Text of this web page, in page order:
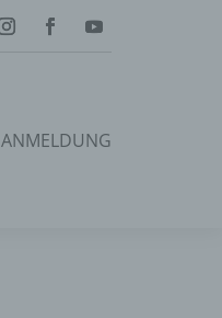
ANMELDUNG